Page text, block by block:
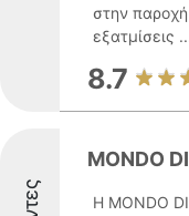
στην
εξατμίσεις
8.7
MONDO
Η MONDO